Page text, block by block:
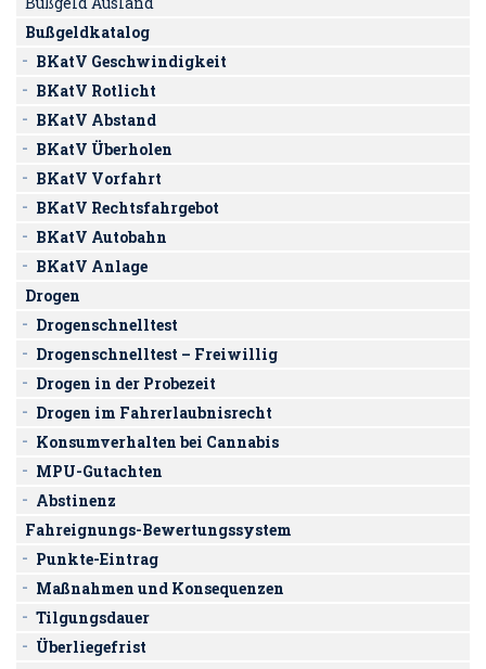
Bußgeldkatalog
BKatV Geschwindigkeit
BKatV Rotlicht
BKatV Abstand
BKatV Überholen
BKatV Vorfahrt
BKatV Rechtsfahrgebot
BKatV Autobahn
BKatV Anlage
Drogen
Drogenschnelltest
Drogenschnelltest – Freiwillig
Drogen in der Probezeit
Drogen im Fahrerlaubnisrecht
Konsumverhalten bei Cannabis
MPU-Gutachten
Abstinenz
Fahreignungs-Bewertungssystem
Punkte-Eintrag
Maßnahmen und Konsequenzen
Tilgungsdauer
Überliegefrist